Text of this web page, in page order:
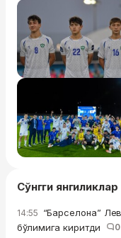
Сўнгги янгиликлар
14:55 “Барселона”
бўлимига киритди
0